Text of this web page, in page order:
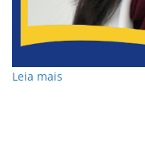
Leia mais